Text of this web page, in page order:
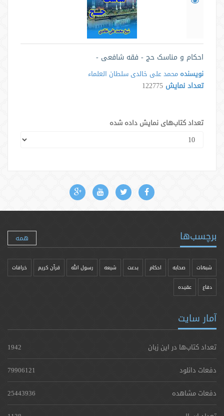
احکام و مناسک حج - فقه شافعی -
نویسنده محمد علی خالدی سلطان العلماء
تعداد نمایش 122775
تعداد کتاب‌های نمایش داده شده
برچسب‌ها همه
شبهات صحابه احکام بدعت شیعه رسول الله قرآن کریم خرافات
دفاع عقیده
آمار سایت
تعداد کتاب‌ها در این زبان
1942
دفعات دانلود
79906121
دفعات مشاهده
25443936